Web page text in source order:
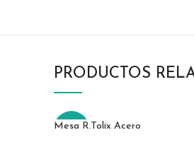
PRODUCTOS
-69%
Mesa R.Tolix Acero